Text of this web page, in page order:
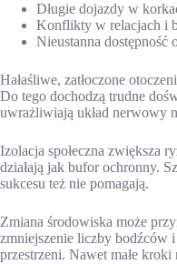
Długie dojazdy w
Konflikty w relacjach i
Nieustanna dostępność
Hałaśliwe, zatłoczone
Do tego dochodzą trudne
uwrażliwiają układ nerwowy
Izolacja społeczna zwiększa
działają jak bufor ochronny.
sukcesu też nie pomagają.
Zmiana środowiska może
zmniejszenie liczby bodźców
przestrzeni. Nawet małe kroki